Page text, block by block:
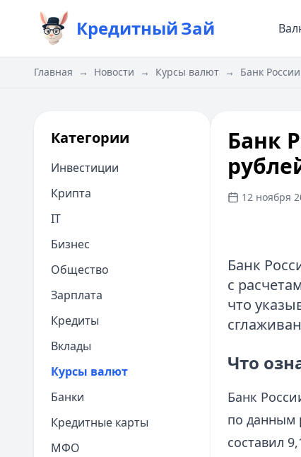
КредитныйЗай
Главная → Новости → Курсы валют → Банк
Категории
Инвестиции
Крипта
IT
Бизнес
Общество
Зарплата
Кредиты
Вклады
Курсы валют
Банки
Кредитные карты
МФО
Банк
12 ноября
Банк
с
что
Что
Банк
по данным
составил